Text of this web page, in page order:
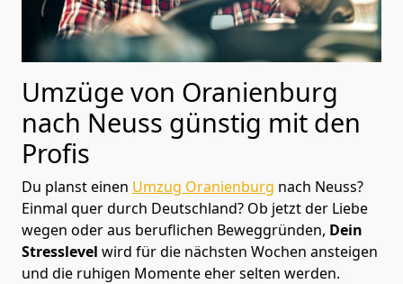
Umzüge von Oranienburg
nach Neuss günstig mit den
Profis
Du planst einen Umzug Oranienburg nach Neuss?
Einmal quer durch Deutschland? Ob jetzt der Liebe
wegen oder aus beruflichen Beweggründen, Dein
Stresslevel wird für die nächsten Wochen ansteigen
und die ruhigen Momente eher selten werden.